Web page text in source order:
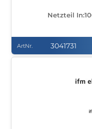
Netzteil
ArtNr. 3041731